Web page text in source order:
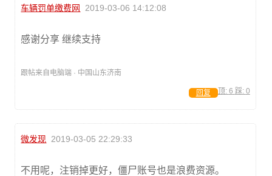
车辆罚单缴费网 2019-03-06 14:12:08
感谢分享 继续支持
跟帖来自电脑端 · 中国山东济南
顶: 6 踩: 0
回复
微发现 2019-03-05 22:29:33
不用呢，注销掉更好，僵尸账号也是浪费资源。